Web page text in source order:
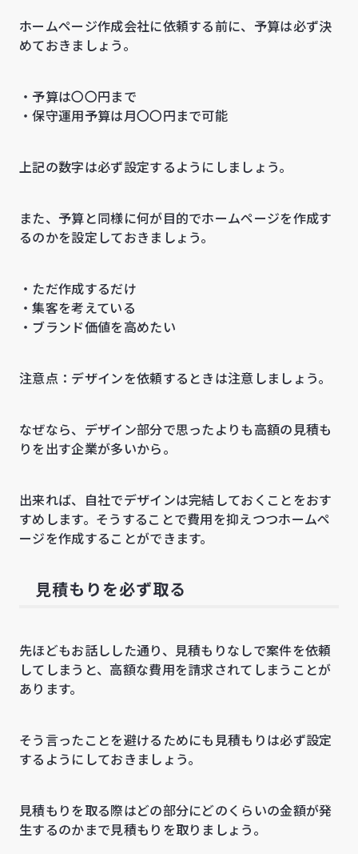
ホームページ作成会社に依頼する前に、予算は必ず決
めておきましょう。
・予算は〇〇円まで
・保守運用予算は月〇〇円まで可能
上記の数字は必ず設定するようにしましょう。
また、予算と同様に何が目的でホームページを作成す
るのかを設定しておきましょう。
・ただ作成するだけ
・集客を考えている
・ブランド価値を高めたい
注意点：デザインを依頼するときは注意しましょう。
なぜなら、デザイン部分で思ったよりも高額の見積も
りを出す企業が多いから。
出来れば、自社でデザインは完結しておくことをおす
すめします。そうすることで費用を抑えつつホームペ
ージを作成することができます。
見積もりを必ず取る
先ほどもお話しした通り、見積もりなしで案件を依頼
してしまうと、高額な費用を請求されてしまうことが
あります。
そう言ったことを避けるためにも見積もりは必ず設定
するようにしておきましょう。
見積もりを取る際はどの部分にどのくらいの金額が発
生するのかまで見積もりを取りましょう。